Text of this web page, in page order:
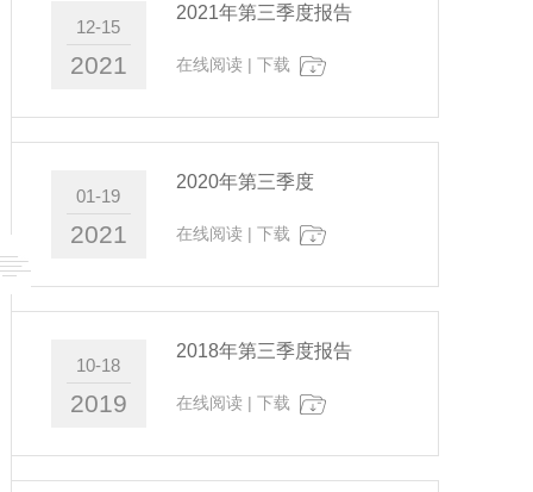
12-15
2021
2021年第三季度报告
在线阅读 | 下载
01-19
2021
2020年第三季度
在线阅读 | 下载
10-18
2019
2018年第三季度报告
在线阅读 | 下载